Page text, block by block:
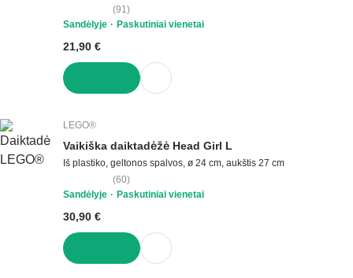
(91 )
Sandėlyje
Paskutiniai vienetai
21,90 €
LEGO®
Vaikiška daiktadėžė Head Girl L
Iš plastiko, geltonos spalvos, ø 24 cm, aukštis 27 cm
(60)
Sandėlyje
Paskutiniai vienetai
30,90 €